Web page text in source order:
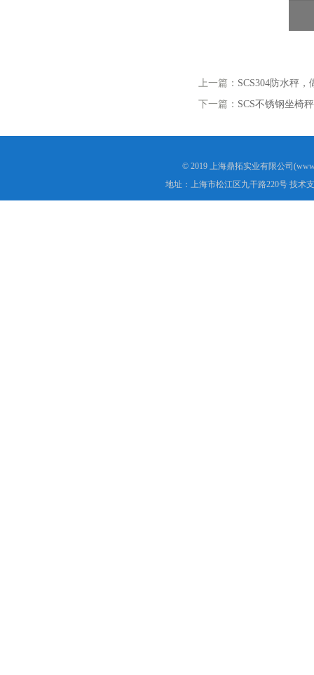
上一篇： SCS304防水秤
下一篇： SCS不锈钢坐椅
© 2019 上海鼎拓实业有限公司
地址：上海市松江区九干路220号 技术